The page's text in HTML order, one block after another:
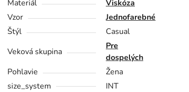
Materiál
Viskóza
Vzor
Jednofarebné
Štýl
Casual
Veková skupina
Pre
dospelých
Pohlavie
Žena
size_system
INT